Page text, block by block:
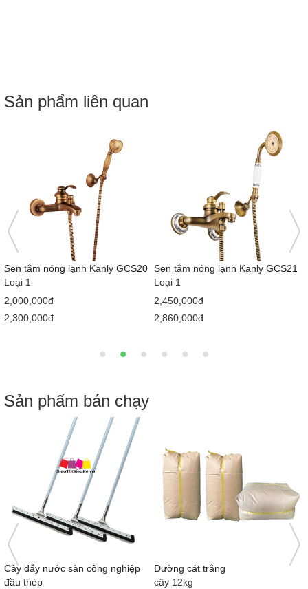
Sản phẩm liên quan
Sen tắm nóng lạnh Kanly GCS17
Loại 1
1,530,000đ
1,760,000đ
Sen tắm lạnh Kanly GCS15
Loại 1
1,236,000đ
1,480,000đ
Sản phẩm bán chạy
Nước tương Mekong Nắp hồng
415ml x 12 chai
Bàn cầu 1 khối giá rẻ MS5001
Loại 1